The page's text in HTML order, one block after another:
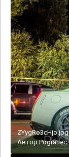
ZYygRo3cHjo.jpg
АвторPogranec